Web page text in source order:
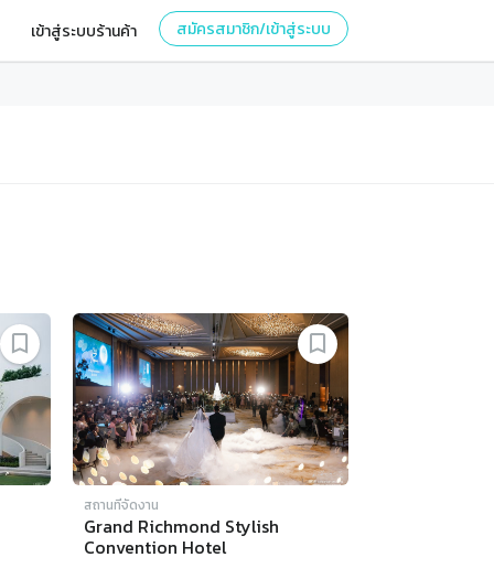
เข้าสู่ระบบร้านค้า สมัครสมาชิก/เข้าสู่ระบบ
สถานที่จัดงาน
Grand Richmond Stylish
Convention Hotel